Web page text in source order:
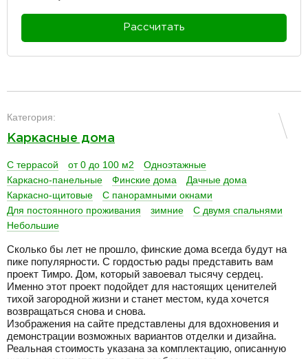
Рассчитать
Категория:
Каркасные дома
С террасой от 0 до 100 м2
Одноэтажные
Каркасно-панельные
Финские дома
Дачные дома
Каркасно-щитовые
С панорамными окнами
Для постоянного проживания
зимние
С двумя спальнями
Небольшие
Сколько бы лет не прошло, финские дома всегда будут на
пике популярности. С гордостью рады представить вам
проект Тимро. Дом, который завоевал тысячу сердец.
Именно этот проект подойдет для настоящих ценителей
тихой загородной жизни и станет местом, куда хочется
возвращаться снова и снова.
Изображения на сайте представлены для вдохновения и
демонстрации возможных вариантов отделки и дизайна.
Реальная стоимость указана за комплектацию, описанную